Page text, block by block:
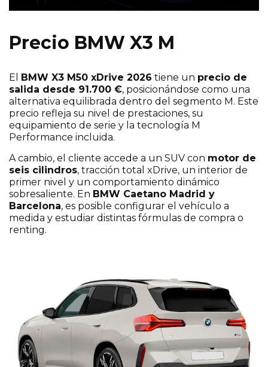
Precio BMW X3 M
El BMW X3 M50 xDrive 2026 tiene un precio de
salida desde 91.700 €, posicionándose como una
alternativa equilibrada dentro del segmento M. Este
precio refleja su nivel de prestaciones, su
equipamiento de serie y la tecnología M
Performance incluida.
A cambio, el cliente accede a un SUV con motor de
seis cilindros, tracción total xDrive, un interior de
primer nivel y un comportamiento dinámico
sobresaliente. En BMW Caetano Madrid y
Barcelona, es posible configurar el vehículo a
medida y estudiar distintas fórmulas de compra o
renting.